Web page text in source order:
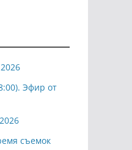
Эфир от
съемок